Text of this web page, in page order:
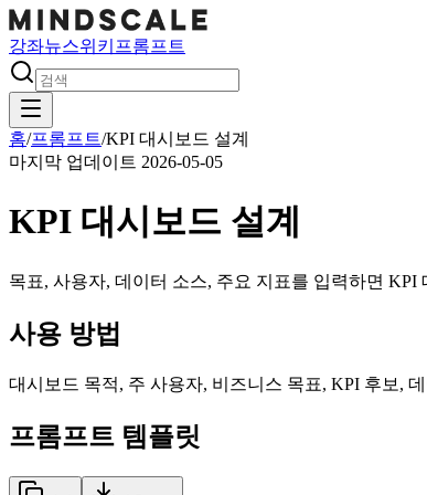
강좌뉴스위키 프롬프트
홈/프롬프트/KPI 대시보드 설계
마지막 업데이트 2026-05-05
KPI 대시보드 설계
목표, 사용자, 데이터 소스, 주요 지표를 입력하면
사용 방법
대시보드 목적, 주 사용자, 비즈니스 목표, KPI 후보,
프롬프트 템플릿